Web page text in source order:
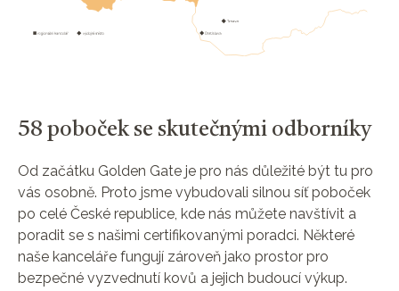
58 poboček se skutečnými odborníky
Od začátku Golden Gate je pro nás důležité být tu pro
vás osobně. Proto jsme vybudovali silnou síť poboček
po celé České republice, kde nás můžete navštívit a
poradit se s našimi certifikovanými poradci. Některé
naše kanceláře fungují zároveň jako prostor pro
bezpečné vyzvednutí kovů a jejich budoucí výkup.